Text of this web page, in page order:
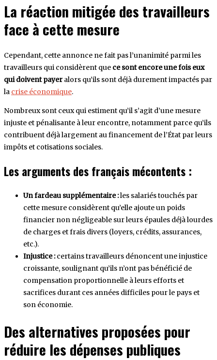
La réaction mitigée des travailleurs
face à cette mesure
Cependant, cette annonce ne fait pas l’unanimité parmi les
travailleurs qui considèrent que ce sont encore une fois eux
qui doivent payer alors qu’ils sont déjà durement impactés par
la crise économique.
Nombreux sont ceux qui estiment qu’il s’agit d’une mesure
injuste et pénalisante à leur encontre, notamment parce qu’ils
contribuent déjà largement au financement de l’État par leurs
impôts et cotisations sociales.
Les arguments des français mécontents :
Un fardeau supplémentaire :les salariés touchés par
cette mesure considèrent qu’elle ajoute un poids
financier non négligeable sur leurs épaules déjà lourdes
de charges et frais divers (loyers, crédits, assurances,
etc.).
Injustice :certains travailleurs dénoncent une injustice
croissante, soulignant qu’ils n’ont pas bénéficié de
compensation proportionnelle à leurs efforts et
sacrifices durant ces années difficiles pour le pays et
son économie.
Des alternatives proposées pour
réduire les dépenses publiques